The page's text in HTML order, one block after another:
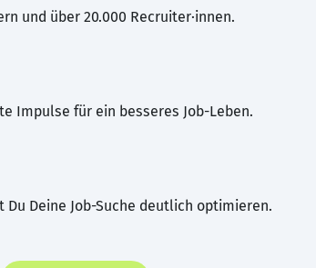
und über 20.000 Recruiter·innen.
Impulse für ein besseres Job-Leben.
Deine Job-Suche deutlich optimieren.